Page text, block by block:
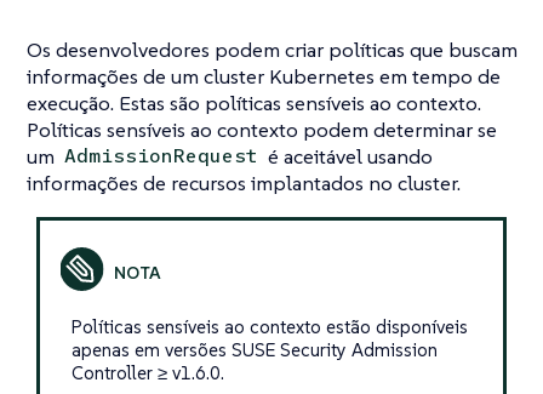
Os desenvolvedores podem criar políticas que buscam
informações de um cluster Kubernetes em tempo de
execução. Estas são políticas sensíveis ao contexto.
Políticas sensíveis ao contexto podem determinar se
um AdmissionRequest é aceitável usando
informações de recursos implantados no cluster.
Políticas sensíveis ao contexto estão disponíveis
apenas em versões SUSE Security Admission
Controller ≥ v1.6.0.